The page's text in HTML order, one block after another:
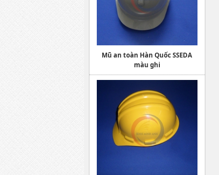
Mũ an toàn Hàn Quốc SSEDA
màu ghi